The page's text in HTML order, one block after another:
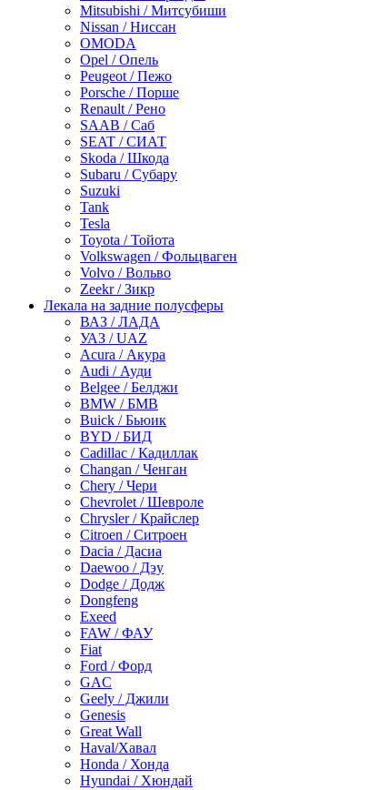
Mitsubishi / Митсубиши
Nissan / Ниссан
OMODA
Opel / Опель
Peugeot / Пежо
Porsche / Порше
Renault / Рено
SAAB / Саб
SEAT / СИАТ
Skoda / Шкода
Subaru / Субару
Suzuki
Tank
Tesla
Toyota / Тойота
Volkswagen / Фольцваген
Volvo / Вольво
Zeekr / Зикр
Лекала на задние полусферы
ВАЗ / ЛАДА
УАЗ / UAZ
Acura / Акура
Audi / Ауди
Belgee / Белджи
BMW / БМВ
Buick / Бьюик
BYD / БИД
Cadillac / Кадиллак
Changan / Ченган
Chery / Чери
Chevrolet / Шевроле
Chrysler / Крайслер
Citroen / Ситроен
Dacia / Дасиа
Daewoo / Дэу
Dodge / Додж
Dongfeng
Exeed
FAW / ФАУ
Fiat
Ford / Форд
GAC
Geely / Джили
Genesis
Great Wall
Haval/Хавал
Honda / Хонда
Hyundai / Хюндай